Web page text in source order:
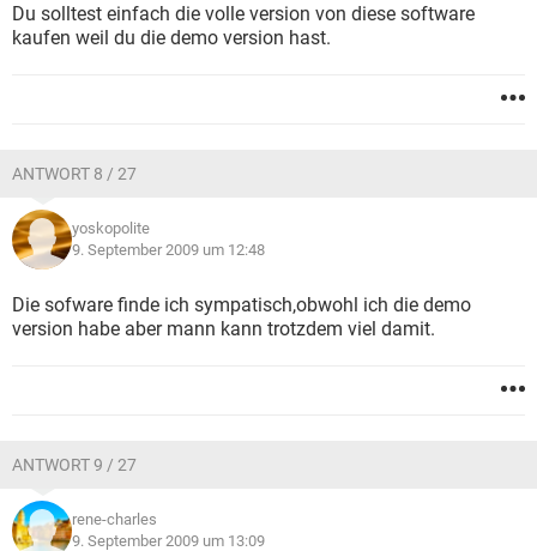
Du solltest einfach die volle version von diese software
kaufen weil du die demo version hast.
ANTWORT 8 / 27
yoskopolite
9. September 2009 um 12:48
Die sofware finde ich sympatisch,obwohl ich die demo
version habe aber mann kann trotzdem viel damit.
ANTWORT 9 / 27
rene-charles
9. September 2009 um 13:09